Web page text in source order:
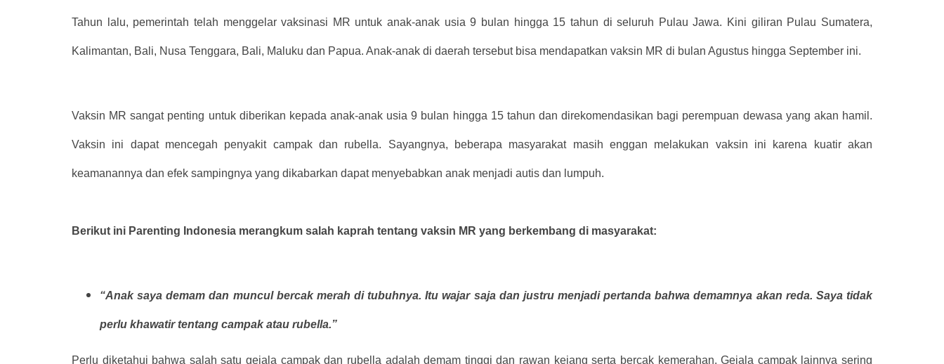
Tahun lalu, pemerintah telah menggelar vaksinasi MR untuk anak-anak usia 9 bulan hingga 15 tahun di seluruh Pulau Jawa. Kini giliran Pulau Sumatera,
Kalimantan, Bali, Nusa Tenggara, Bali, Maluku dan Papua. Anak-anak di daerah tersebut bisa mendapatkan vaksin MR di bulan Agustus hingga September ini.
Vaksin MR sangat penting untuk diberikan kepada anak-anak usia 9 bulan hingga 15 tahun dan direkomendasikan bagi perempuan dewasa yang akan hamil.
Vaksin ini dapat mencegah penyakit campak dan rubella. Sayangnya, beberapa masyarakat masih enggan melakukan vaksin ini karena kuatir akan
keamanannya dan efek sampingnya yang dikabarkan dapat menyebabkan anak menjadi autis dan lumpuh.
Berikut ini Parenting Indonesia merangkum salah kaprah tentang vaksin MR yang berkembang di masyarakat:
“Anak saya demam dan muncul bercak merah di tubuhnya. Itu wajar saja dan justru menjadi pertanda bahwa demamnya akan reda. Saya tidak
perlu khawatir tentang campak atau rubella.”
Perlu diketahui bahwa salah satu gejala campak dan rubella adalah demam tinggi dan rawan kejang serta bercak kemerahan. Gejala campak lainnya sering